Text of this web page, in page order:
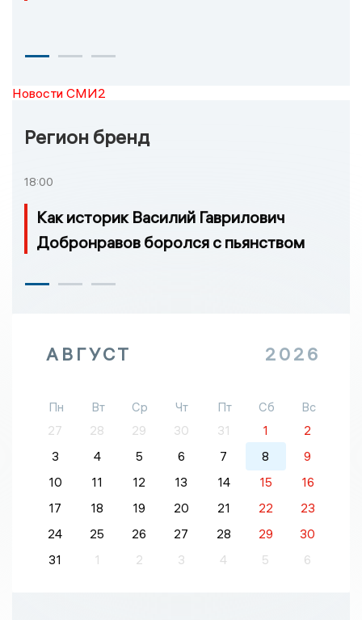
Новости СМИ2
Регион бренд
18:00
Как историк Василий Гаврилович
Добронравов боролся с пьянством
АВГУСТ 2026
Пн Вт Ср Чт Пт Сб
Вс
27
28 29 30 31 1
2
3
4 5 6 7 8
9
10
11 12 13 14 15
16
17
18 19 20 21 22
23
24
25 26 27 28 29
30
31
1 2 3 4 5 6